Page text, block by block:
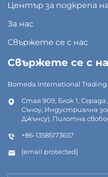
Център за подкрепа
За нас
Свържете се с нас
Свържете се с
Bomeda International Trading
Стая 909, Блок 1,
Съчоу, Индустриална
Джънсу), Пилотна
+86-13585173657
[email protected]